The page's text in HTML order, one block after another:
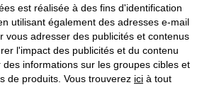
Résilier le contrat
Tous droits réservés.
est réalisée à des fins d'identification
utilisant également des adresses e-mail
vous adresser des publicités et contenus
l'impact des publicités et du contenu
informations sur les groupes cibles et
de produits. Vous trouverez ici à tout